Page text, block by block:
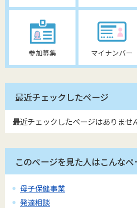
参加募集 マイナンバー
最近チェックしたページ
最近チェックしたページはありませ
このページを見た人はこんな
母子保健事業
発達相談